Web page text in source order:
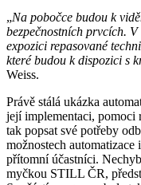
„Na pobočce budou k
bezpečnostních prvcích.
expozici repasované
které budou k dispozici s
Weiss.
Právě stálá ukázka
její implementaci, pomoci
tak popsat své potřeby
možnostech
přítomní účastníci.
myčkou STILL ČR,